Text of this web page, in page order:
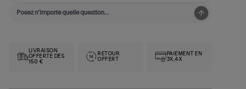
LIVRAISON
OFFERTE DÈS
150 €
RETOUR
OFFERT
PAIEMENT EN
3X,4X